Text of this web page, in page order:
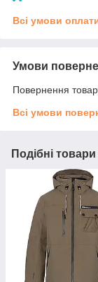
Всі умови
Умови
Повернення
Всі умови
Подібні товари